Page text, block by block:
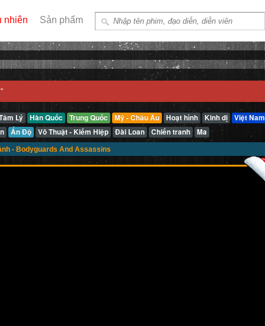
nhiên Sản phẩm
"
Lý Hàn Quốc Trung Quốc Mỹ - Châu Âu Hoạt hình Kinh dị
Việt Nam
Ấn Độ Võ Thuật - Kiếm Hiệp Đài Loan Chiến tranh Ma
- Bodyguards And Assassins